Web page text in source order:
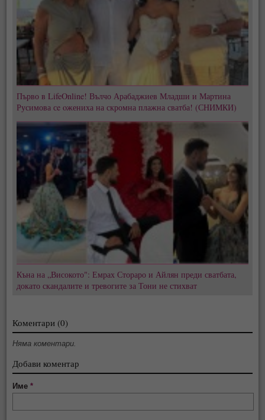
Първо в LifeOnline! Вълчо Арабаджиев Младши и Мартина
Русимова сe oжениха на скромна плажна сватба! (СНИМКИ)
Къна на „Високото": Емрах Стораро и Айлян преди сватбата,
докато скандалите и тревогите за Тони не стихват
Коментари (0)
Няма коментари.
Добави коментар
Име*